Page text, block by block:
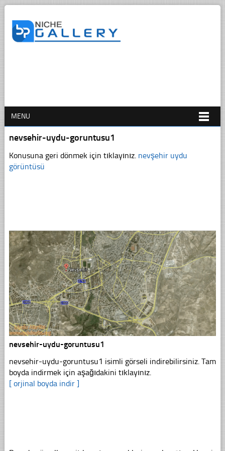
MENU
nevsehir-uydu-goruntusu1
Konusuna geri dönmek için tıklayınız. nevşehir uydu
görüntüsü
nevsehir-uydu-goruntusu1
nevsehir-uydu-goruntusu1 isimli görseli indirebilirsiniz. Tam
boyda indirmek için aşağıdakini tıklayınız.
[ orjinal boyda indir ]